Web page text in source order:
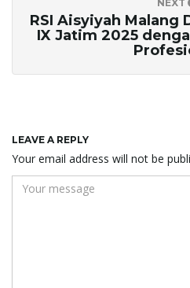
NEXT
RSI Aisyiyah Malang
IX Jatim 2025
LEAVE A REPLY
Your email address will not be